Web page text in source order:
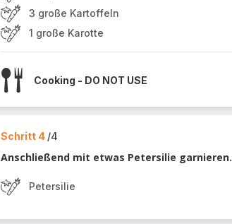
3 große Kartoffeln
1 große Karotte
Cooking - DO NOT USE
Schritt 4 /4
Anschließend mit etwas Petersilie garnieren.
Petersilie